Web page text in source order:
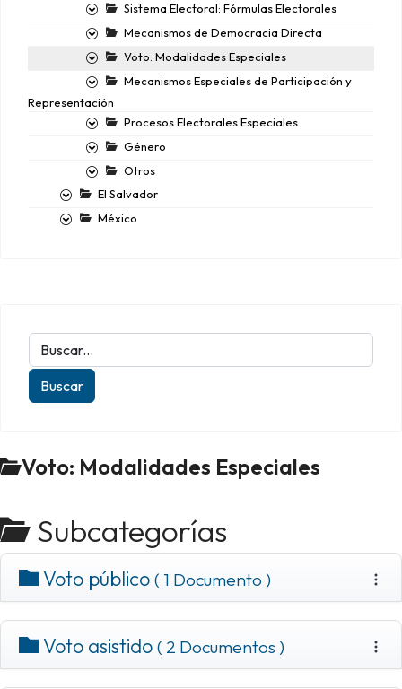
Sistema Electoral: Fórmulas Electorales
Mecanismos de Democracia Directa
Voto: Modalidades Especiales
Mecanismos Especiales de Participación y
Representación
Procesos Electorales Especiales
Género
Otros
El Salvador
México
Voto: Modalidades Especiales
Subcategorías
Voto público ( 1 Documento )
Voto asistido ( 2 Documentos )